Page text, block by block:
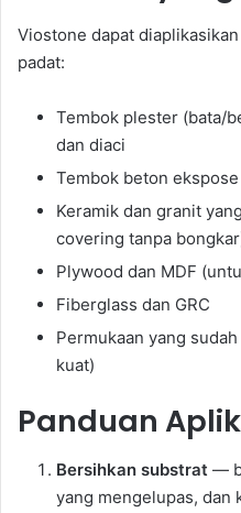
Viostone dapat
padat:
Tembok plester (bata/
dan diaci
Tembok beton ekspose
Keramik dan granit
covering tanpa
Plywood dan MDF
Fiberglass dan GRC
Permukaan yang
kuat)
Panduan
Bersihkan substrat —
yang mengelupas, dan